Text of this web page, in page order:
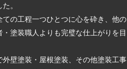
。
ての工程一つひとつに心を砕き、他の
・塗装職人よりも完璧な仕上がりを目
外壁塗装・屋根塗装、その他塗装工事